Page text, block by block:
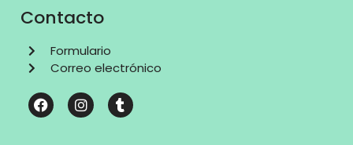
Contacto
Formulario
Correo electrónico